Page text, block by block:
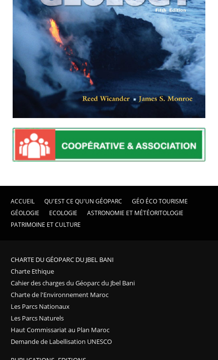
ACCUEIL QU'EST CE QU'UN GÉOPARC
GÉO ÉCO TOURISME
GÉOLOGIE
ECOLOGIE
ASTRONOMIE ET MÉTÉORITOLOGIE
PATRIMOINE ET CULTURE
CHARTE DU GÉOPARC DU JBEL BANI
Charte Ethique
Cahier des charges du Géoparc du Jbel Bani
Charte de l'Environnement Maroc
Les Parcs Nationaux
Les Parcs Naturels
Haut Commissariat au Plan Maroc
Demande de Labellisation UNESCO